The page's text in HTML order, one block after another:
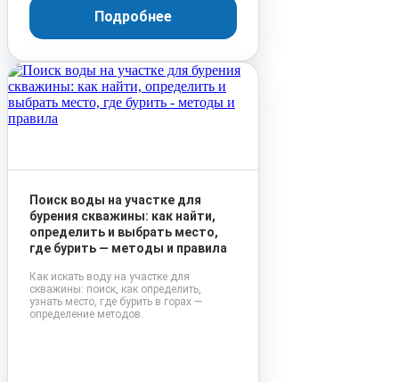
Подробнее
Поиск воды на участке для
бурения скважины: как найти,
определить и выбрать место,
где бурить — методы и правила
Как искать воду на участке для
скважины: поиск, как определить,
узнать место, где бурить в горах —
определение методов.